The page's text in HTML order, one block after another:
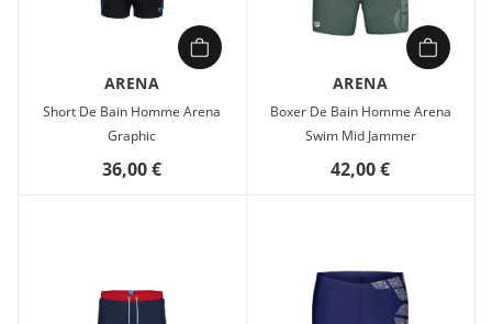
ARENA
Short De Bain Homme Arena
Graphic
36,00 €
ARENA
Boxer De Bain Homme Arena
Swim Mid Jammer
42,00 €